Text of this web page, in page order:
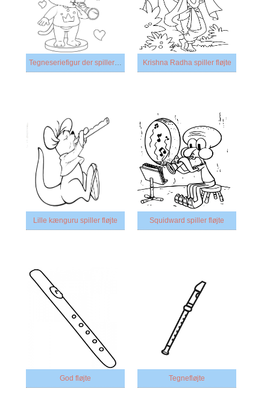
Tegneseriefigur der spiller fløjte Krishna Radha spiller fløjte
Lille kænguru spiller fløjte Squidward spiller fløjte
God fløjte Tegnefløjte